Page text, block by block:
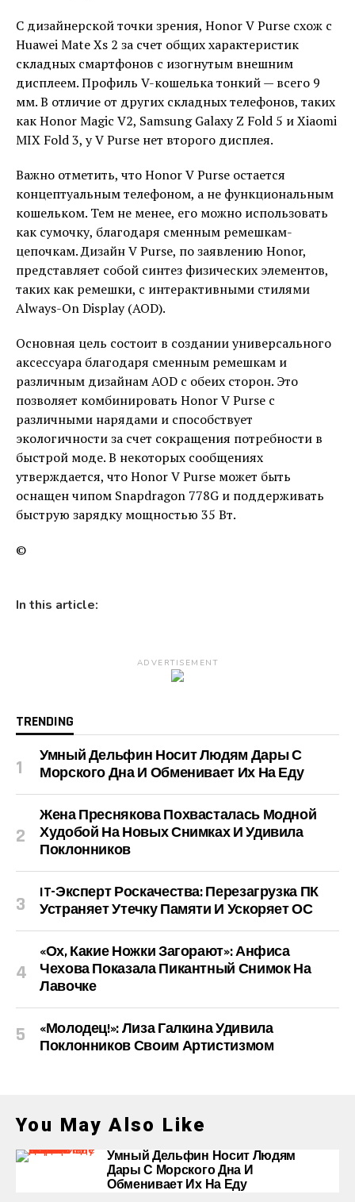
С дизайнерской точки зрения, Honor V Purse схож с
Huawei Mate Xs 2 за счет общих характеристик
складных смартфонов с изогнутым внешним
дисплеем. Профиль V-кошелька тонкий — всего 9
мм. В отличие от других складных телефонов, таких
как Honor Magic V2, Samsung Galaxy Z Fold 5 и Xiaomi
MIX Fold 3, у V Purse нет второго дисплея.
Важно отметить, что Honor V Purse остается
концептуальным телефоном, а не функциональным
кошельком. Тем не менее, его можно использовать
как сумочку, благодаря сменным ремешкам-
цепочкам. Дизайн V Purse, по заявлению Honor,
представляет собой синтез физических элементов,
таких как ремешки, с интерактивными стилями
Always-On Display (AOD).
Основная цель состоит в создании универсального
аксессуара благодаря сменным ремешкам и
различным дизайнам AOD с обеих сторон. Это
позволяет комбинировать Honor V Purse с
различными нарядами и способствует
экологичности за счет сокращения потребности в
быстрой моде. В некоторых сообщениях
утверждается, что Honor V Purse может быть
оснащен чипом Snapdragon 778G и поддерживать
быструю зарядку мощностью 35 Вт.
©
In this article:
ADVERTISEMENT
TRENDING
Умный Дельфин Носит Людям Дары С
Морского Дна И Обменивает Их На Еду
Жена Преснякова Похвасталась Модной
Худобой На Новых Снимках И Удивила
Поклонников
IT-Эксперт Роскачества: Перезагрузка ПК
Устраняет Утечку Памяти И Ускоряет ОС
«Ох, Какие Ножки Загорают»: Анфиса
Чехова Показала Пикантный Снимок На
Лавочке
«Молодец!»: Лиза Галкина Удивила
Поклонников Своим Артистизмом
You May Also Like
Умный Дельфин Носит Людям
Дары С Морского Дна И
Обменивает Их На Еду